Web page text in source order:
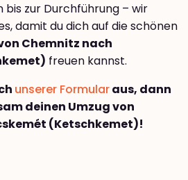
bis zur Durchführung – wir
damit du dich auf die schönen
Chemnitz nach
freuen kannst.
unserer Formularaus, dann
deinen Umzug von
(Ketschkemet)!